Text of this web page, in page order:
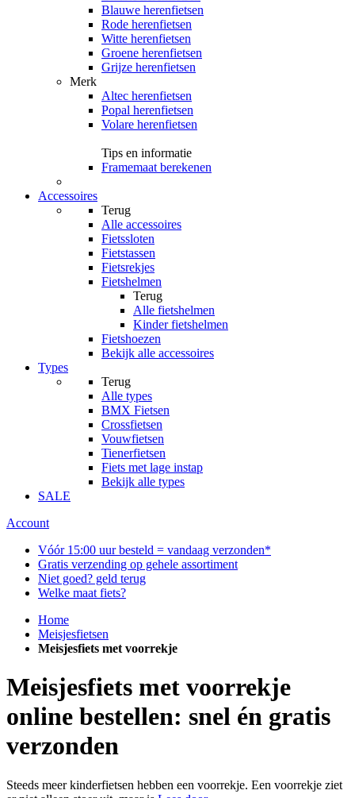
Blauwe herenfietsen
Rode herenfietsen
Witte herenfietsen
Groene herenfietsen
Grijze herenfietsen
Merk
Altec herenfietsen
Popal herenfietsen
Volare herenfietsen
Tips en informatie
Framemaat berekenen
Accessoires
Terug
Alle accessoires
Fietssloten
Fietstassen
Fietsrekjes
Fietshelmen
Terug
Alle fietshelmen
Kinder fietshelmen
Fietshoezen
Bekijk alle accessoires
Types
Terug
Alle types
BMX Fietsen
Crossfietsen
Vouwfietsen
Tienerfietsen
Fiets met lage instap
Bekijk alle types
SALE
Account
Vóór 15:00 uur besteld = vandaag verzonden*
Gratis verzending op gehele assortiment
Niet goed? geld terug
Welke maat fiets?
Home
Meisjesfietsen
Meisjesfiets met voorrekje
Meisjesfiets met voorrekje
online bestellen: snel én gratis
verzonden
Steeds meer kinderfietsen hebben een voorrekje. Een voorrekje ziet